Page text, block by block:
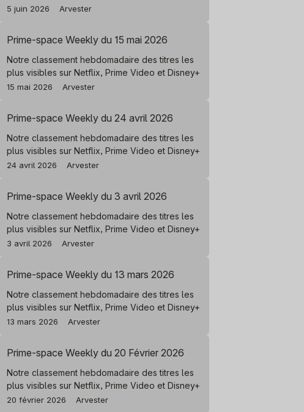
Arvester
5 juin 2026
Prime-space Weekly du 15 mai 2026
Notre classement hebdomadaire des titres les
plus visibles sur Netflix, Prime Video et Disney+
Arvester
15 mai 2026
Prime-space Weekly du 24 avril 2026
Notre classement hebdomadaire des titres les
plus visibles sur Netflix, Prime Video et Disney+
Arvester
24 avril 2026
Prime-space Weekly du 3 avril 2026
Notre classement hebdomadaire des titres les
plus visibles sur Netflix, Prime Video et Disney+
Arvester
3 avril 2026
Prime-space Weekly du 13 mars 2026
Notre classement hebdomadaire des titres les
plus visibles sur Netflix, Prime Video et Disney+
Arvester
13 mars 2026
Prime-space Weekly du 20 Février 2026
Notre classement hebdomadaire des titres les
plus visibles sur Netflix, Prime Video et Disney+
Arvester
20 février 2026